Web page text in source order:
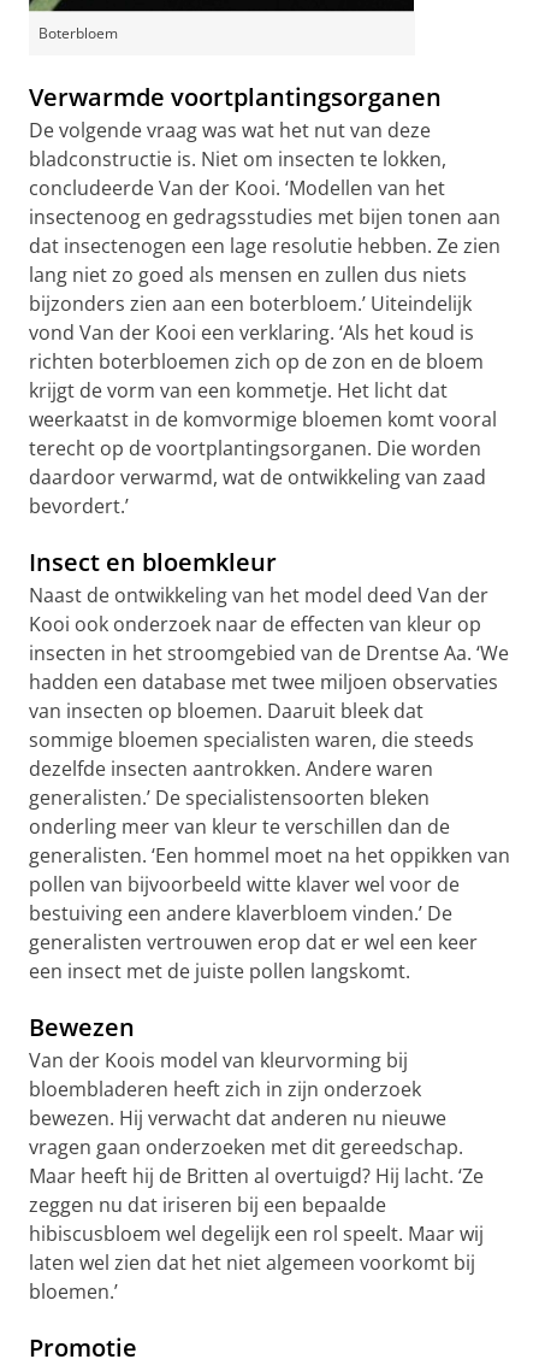
Boterbloem
Verwarmde voortplantingsorganen
De volgende vraag was wat het nut van deze
bladconstructie is. Niet om insecten te lokken,
concludeerde Van der Kooi. ‘Modellen van het
insectenoog en gedragsstudies met bijen tonen aan
dat insectenogen een lage resolutie hebben. Ze zien
lang niet zo goed als mensen en zullen dus niets
bijzonders zien aan een boterbloem.’ Uiteindelijk
vond Van der Kooi een verklaring. ‘Als het koud is
richten boterbloemen zich op de zon en de bloem
krijgt de vorm van een kommetje. Het licht dat
weerkaatst in de komvormige bloemen komt vooral
terecht op de voortplantingsorganen. Die worden
daardoor verwarmd, wat de ontwikkeling van zaad
bevordert.’
Insect en bloemkleur
Naast de ontwikkeling van het model deed Van der
Kooi ook onderzoek naar de effecten van kleur op
insecten in het stroomgebied van de Drentse Aa. ‘We
hadden een database met twee miljoen observaties
van insecten op bloemen. Daaruit bleek dat
sommige bloemen specialisten waren, die steeds
dezelfde insecten aantrokken. Andere waren
generalisten.’ De specialistensoorten bleken
onderling meer van kleur te verschillen dan de
generalisten. ‘Een hommel moet na het oppikken van
pollen van bijvoorbeeld witte klaver wel voor de
bestuiving een andere klaverbloem vinden.’ De
generalisten vertrouwen erop dat er wel een keer
een insect met de juiste pollen langskomt.
Bewezen
Van der Koois model van kleurvorming bij
bloembladeren heeft zich in zijn onderzoek
bewezen. Hij verwacht dat anderen nu nieuwe
vragen gaan onderzoeken met dit gereedschap.
Maar heeft hij de Britten al overtuigd? Hij lacht. ‘Ze
zeggen nu dat iriseren bij een bepaalde
hibiscusbloem wel degelijk een rol speelt. Maar wij
laten wel zien dat het niet algemeen voorkomt bij
bloemen.’
Promotie